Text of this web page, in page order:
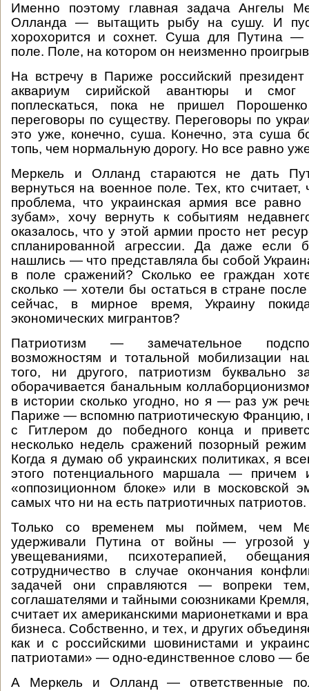
Именно поэтому главная задача Ангелы
Олланда — вытащить рыбу на сушу. И
хорохорится и сохнет. Суша для Путина —
поле. Поле, на котором он неизменно
На встречу в Париже российский
аквариум сирийской авантюры и
поплескаться, пока не пришел
переговоры по существу. Переговоры по
это уже, конечно, суша. Конечно, эта суша
топь, чем нормальную дорогу. Но все равно
Меркель и Олланд стараются не дать
вернуться на военное поле. Тех, кто
проблема, что украинская армия все
зубам», хочу вернуть к событиям
оказалось, что у этой армии просто нет
спланированной агрессии. Да даже если
нашлись — что представляла бы собой
в поле сражений? Сколько ее граждан
сколько — хотели бы остаться в стране
сейчас, в мирное время, Украину
экономических мигрантов?
Патриотизм — замечательное
возможностям и тотальной мобилизации
того, ни другого, патриотизм буквально
оборачивается банальным
в истории сколько угодно, но я — раз уж
Париже — вспомню патриотическую Францию,
с Гитлером до победного конца и
несколько недель сражений позорный
Когда я думаю об украинских политиках, я
этого потенциального маршала —
«оппозиционном блоке» или в московской
самых что ни на есть патриотичных патриотов.
Только со временем мы поймем, чем
удерживали Путина от войны — угрозой
увещеваниями, психотерапией,
сотрудничество в случае окончания
задачей они справляются — вопреки
соглашателями и тайными союзниками Кремля,
считает их американскими марионетками и
бизнеса. Собственно, и тех, и других
как и с российскими шовинистами и
патриотами» — одно-единственное слово —
А Меркель и Олланд — ответственные